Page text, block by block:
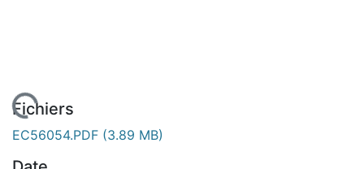
Fichiers
EC56054.PDF (3.89 MB)